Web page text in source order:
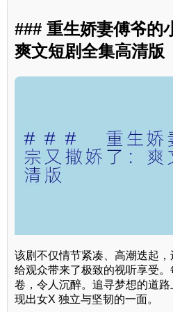
### 重生娇妻傅爷的
爽文短剧全集高清版
该剧不仅情节紧凑、高潮迭起，
给观众带来了极致的视听享受
卷，令人沉醉。追寻梦想的道
现出女X 独立与坚韧的一面。